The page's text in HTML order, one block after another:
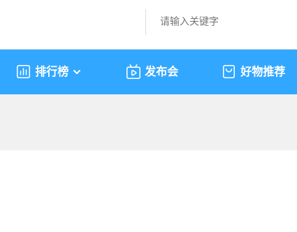
排行榜 发布会 好物推荐